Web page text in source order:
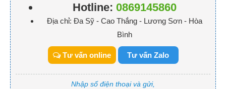
Hotline: 0869145860
Địa chỉ: Đa Sỹ - Cao Thắng - Lương Sơn - Hòa
Bình
Tư vấn online Tư vấn Zalo
Nhập số điện thoại và gửi,